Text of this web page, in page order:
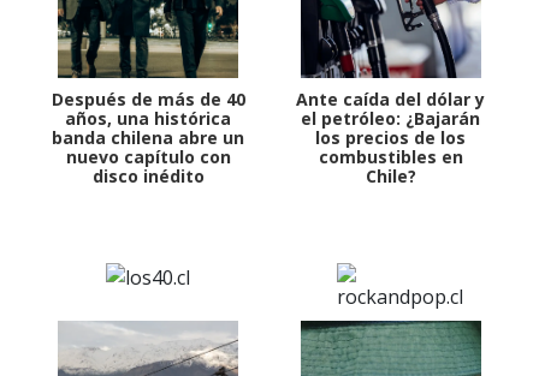
Después de más de 40
años, una histórica
banda chilena abre un
nuevo capítulo con
disco inédito
Ante caída del dólar y
el petróleo: ¿Bajarán
los precios de los
combustibles en
Chile?